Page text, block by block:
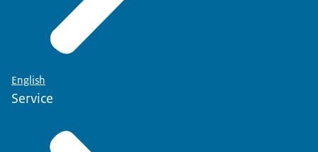
English
Service